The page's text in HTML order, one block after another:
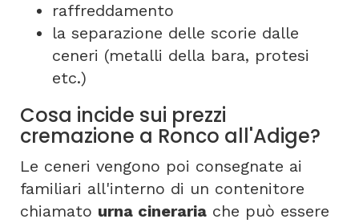
raffreddamento
la separazione delle scorie dalle
ceneri (metalli della bara, protesi
etc.)
Cosa incide sui prezzi
cremazione a Ronco all'Adige?
Le ceneri vengono poi consegnate ai
familiari all'interno di un contenitore
chiamato urna cineraria che può essere